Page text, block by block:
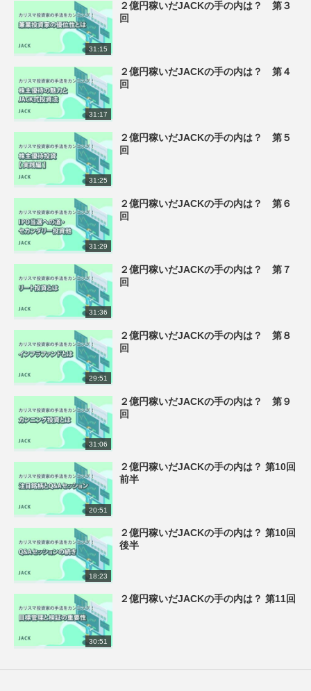
31:15
２億円稼いだJACKの手の内は？ 第３
回
31:17
２億円稼いだJACKの手の内は？ 第４
回
31:25
２億円稼いだJACKの手の内は？ 第５
回
31:29
２億円稼いだJACKの手の内は？ 第６
回
31:36
２億円稼いだJACKの手の内は？ 第７
回
29:51
２億円稼いだJACKの手の内は？ 第８
回
31:06
２億円稼いだJACKの手の内は？ 第９
回
20:51
２億円稼いだJACKの手の内は？ 第10回
前半
18:23
２億円稼いだJACKの手の内は？ 第10回
後半
30:51
２億円稼いだJACKの手の内は？ 第11回